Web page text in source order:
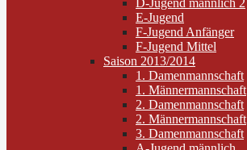
D-Jugend männlich 2
E-Jugend
F-Jugend Anfänger
F-Jugend Mittel
Saison 2013/2014
1. Damenmannschaft
1. Männermannschaft
2. Damenmannschaft
2. Männermannschaft
3. Damenmannschaft